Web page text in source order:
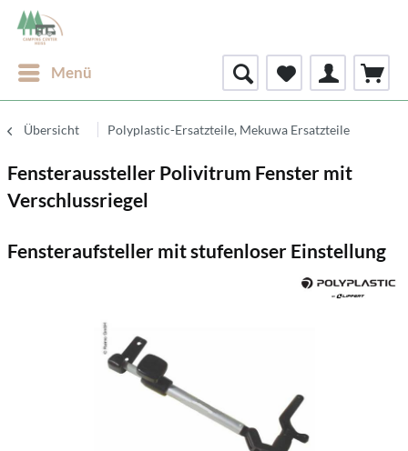
Menü
Übersicht Polyplastic-Ersatzteile, Mekuwa Ersatzteile
Fensteraussteller Polivitrum Fenster mit
Verschlussriegel
Fensteraufsteller mit stufenloser Einstellung